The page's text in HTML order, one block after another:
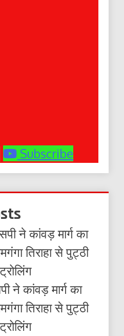
Subscribe
ने कांवड़ मार्ग का
तिराहा से पुट्ठी
ने कांवड़ मार्ग का
तिराहा से पुट्ठी